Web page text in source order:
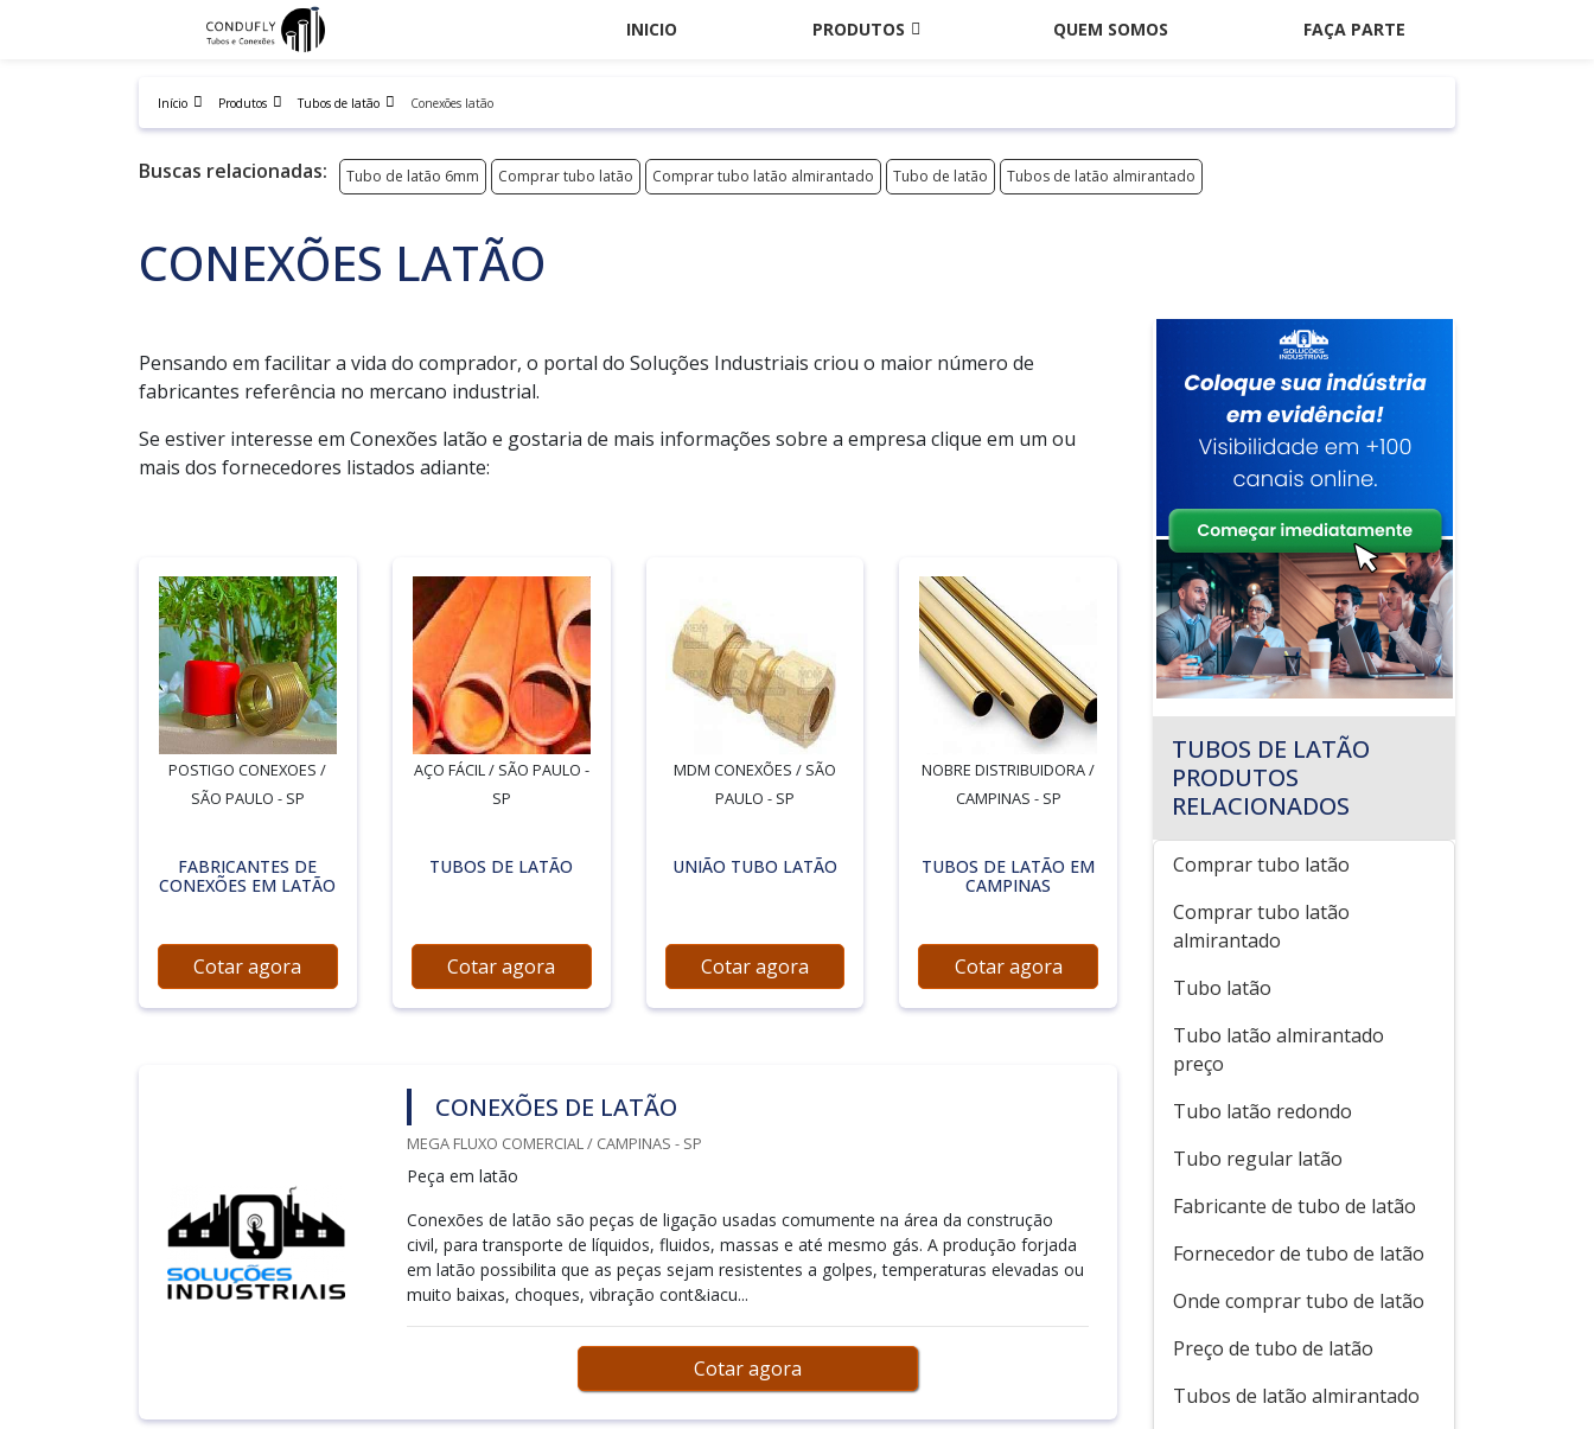
INICIO PRODUTOS QUEM SOMOS FAÇA PARTE
Início Produtos Tubos de latão Conexões latão
Buscas relacionadas: Tubo de latão 6mm Comprar tubo latão Comprar tubo latão almirantado Tubo de latão Tubos de latão almirantado
CONEXÕES LATÃO
Pensando em facilitar a vida do comprador, o portal do Soluções Industriais criou o maior número de
fabricantes referência no mercano industrial.
Se estiver interesse em Conexões latão e gostaria de mais informações sobre a empresa clique em um ou
mais dos fornecedores listados adiante:
POSTIGO CONEXOES /
SÃO PAULO - SP
FABRICANTES DE
CONEXÕES EM LATÃO
Cotar agora
AÇO FÁCIL / SÃO PAULO -
SP
TUBOS DE LATÃO
Cotar agora
MDM CONEXÕES / SÃO
PAULO - SP
UNIÃO TUBO LATÃO
Cotar agora
NOBRE DISTRIBUIDORA /
CAMPINAS - SP
TUBOS DE LATÃO EM
CAMPINAS
Cotar agora
CONEXÕES DE LATÃO
MEGA FLUXO COMERCIAL / CAMPINAS - SP
Peça em latão
Conexões de latão são peças de ligação usadas comumente na área da construção
civil, para transporte de líquidos, fluidos, massas e até mesmo gás. A produção forjada
em latão possibilita que as peças sejam resistentes a golpes, temperaturas elevadas ou
muito baixas, choques, vibração cont&iacu...
Cotar agora
TUBOS DE LATÃO
PRODUTOS
RELACIONADOS
Comprar tubo latão
Comprar tubo latão
almirantado
Tubo latão
Tubo latão almirantado
preço
Tubo latão redondo
Tubo regular latão
Fabricante de tubo de latão
Fornecedor de tubo de latão
Onde comprar tubo de latão
Preço de tubo de latão
Tubos de latão almirantado